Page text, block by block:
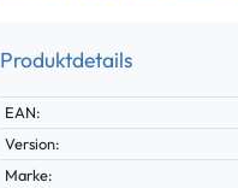
Produktdetails
Technisches
Merkmal
Wert
EAN:
Version:
Marke: